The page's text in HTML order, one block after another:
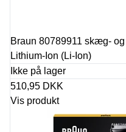
Braun 80789911 skæg-
Lithium-Ion (Li-Ion)
Ikke på lager
510,95 DKK
Vis produkt